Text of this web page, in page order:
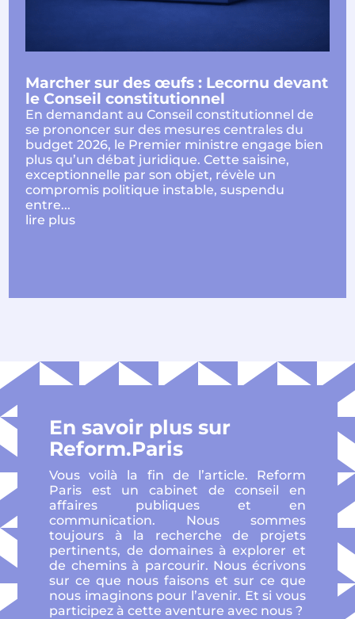
Marcher sur des œufs : Lecornu devant
le Conseil constitutionnel
En demandant au Conseil constitutionnel de
se prononcer sur des mesures centrales du
budget 2026, le Premier ministre engage bien
plus qu’un débat juridique. Cette saisine,
exceptionnelle par son objet, révèle un
compromis politique instable, suspendu
entre...
lire plus
En savoir plus sur
Reform.Paris
Vous voilà la fin de l’article. Reform
Paris est un cabinet de conseil en
affaires publiques et en
communication. Nous sommes
toujours à la recherche de projets
pertinents, de domaines à explorer et
de chemins à parcourir. Nous écrivons
sur ce que nous faisons et sur ce que
nous imaginons pour l’avenir. Et si vous
participez à cette aventure avec nous ?